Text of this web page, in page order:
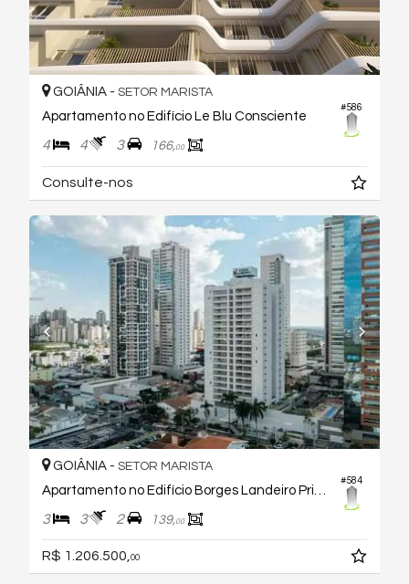
#586
GOIÂNIA - SETOR MARISTA
Apartamento no Edifício Le Blu Consciente
4 4 3 166,00
Consulte-nos
#584
GOIÂNIA - SETOR MARISTA
Apartamento no Edifício Borges Landeiro Prime
3 3 2 139,00
R$ 1.206.500,00